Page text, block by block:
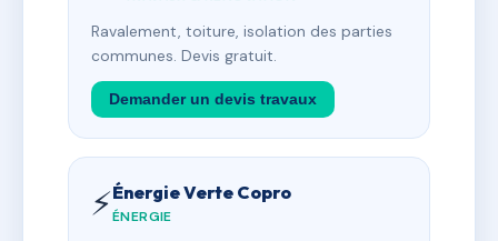
Ravalement, toiture, isolation des parties
communes. Devis gratuit.
Demander un devis travaux
⚡Énergie Verte Copro
ÉNERGIE